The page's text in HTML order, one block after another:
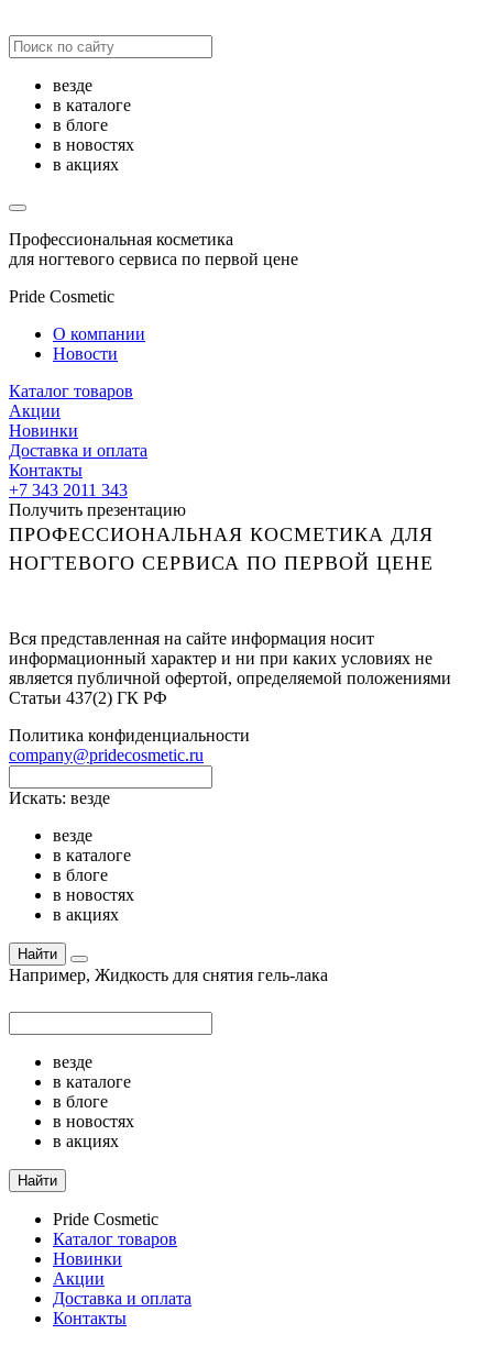
везде
в каталоге
в блоге
в новостях
в акциях
Профессиональная косметика
для ногтевого сервиса по первой цене
Pride Cosmetic
О компании
Новости
Каталог товаров
Акции
Новинки
Доставка и оплата
Контакты
+7 343 2011 343
Получить презентацию
ПРОФЕССИОНАЛЬНАЯ КОСМЕТИКА ДЛЯ
НОГТЕВОГО СЕРВИСА ПО ПЕРВОЙ ЦЕНЕ
Вся представленная на сайте информация носит
информационный характер и ни при каких условиях не
является публичной офертой, определяемой положениями
Статьи 437(2) ГК РФ
Политика конфиденциальности
company@pridecosmetic.ru
Искать: везде
везде
в каталоге
в блоге
в новостях
в акциях
Найти
Например, Жидкость для снятия гель-лака
везде
в каталоге
в блоге
в новостях
в акциях
Найти
Pride Cosmetic
Каталог товаров
Новинки
Акции
Доставка и оплата
Контакты